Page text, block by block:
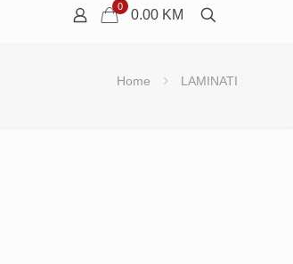
0
0.00 KM
Home LAMINATI